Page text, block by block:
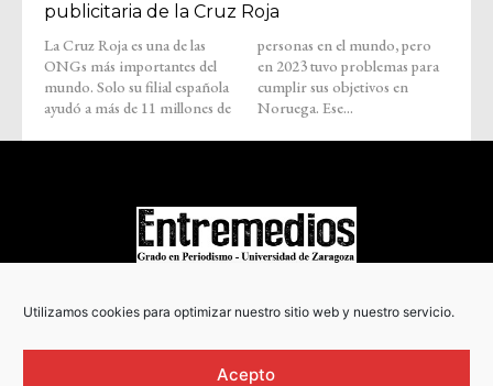
Utilizamos cookies para optimizar nuestro sitio web y nuestro servicio.
Acepto
publicitaria de la Cruz Roja
La Cruz Roja es una de las
ONGs más importantes del
mundo. Solo su filial española
ayudó a más de 11 millones de
personas en el mundo, pero
en 2023 tuvo problemas para
cumplir sus objetivos en
Noruega. Ese...